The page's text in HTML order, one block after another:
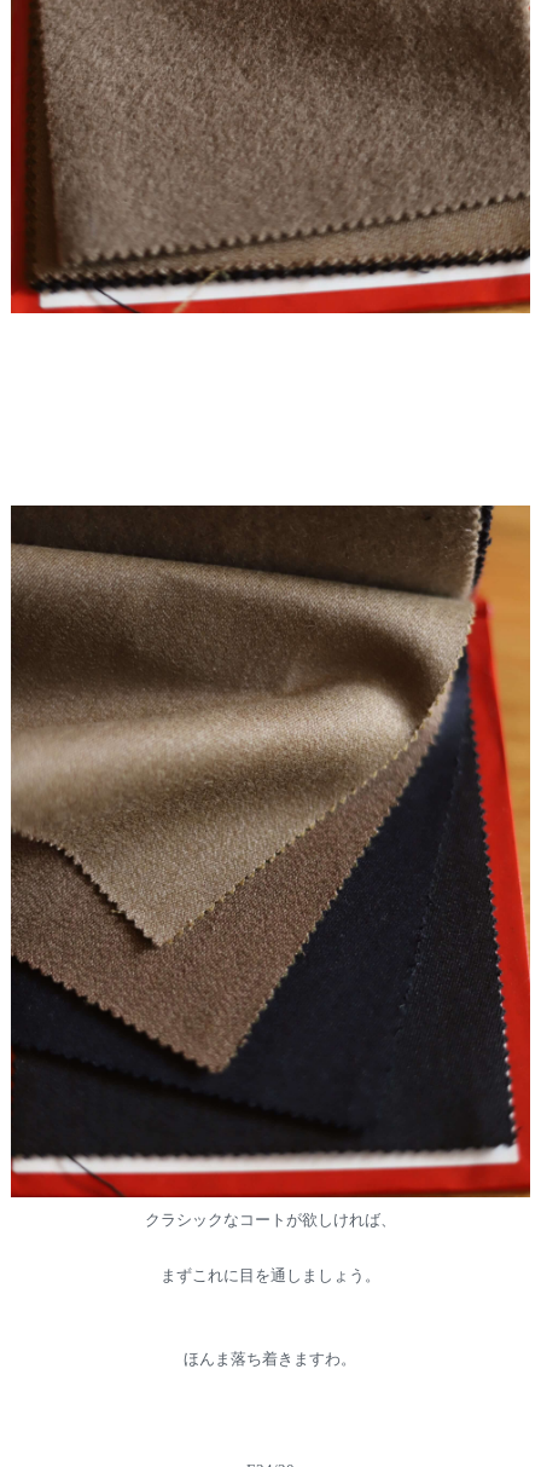
クラシックなコートが欲しければ、
まずこれに目を通しましょう。
ほんま落ち着きますわ。